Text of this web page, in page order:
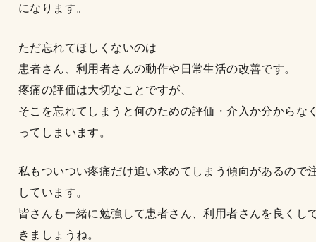
になります。
ただ忘れてほしくないのは
患者さん、利用者さんの動作や日常生活の改善です。
疼痛の評価は大切なことですが、
そこを忘れてしまうと何のための評価・介入か分からな
ってしまいます。
私もついつい疼痛だけ追い求めてしまう傾向があるので
しています。
皆さんも一緒に勉強して患者さん、利用者さんを良くし
きましょうね。